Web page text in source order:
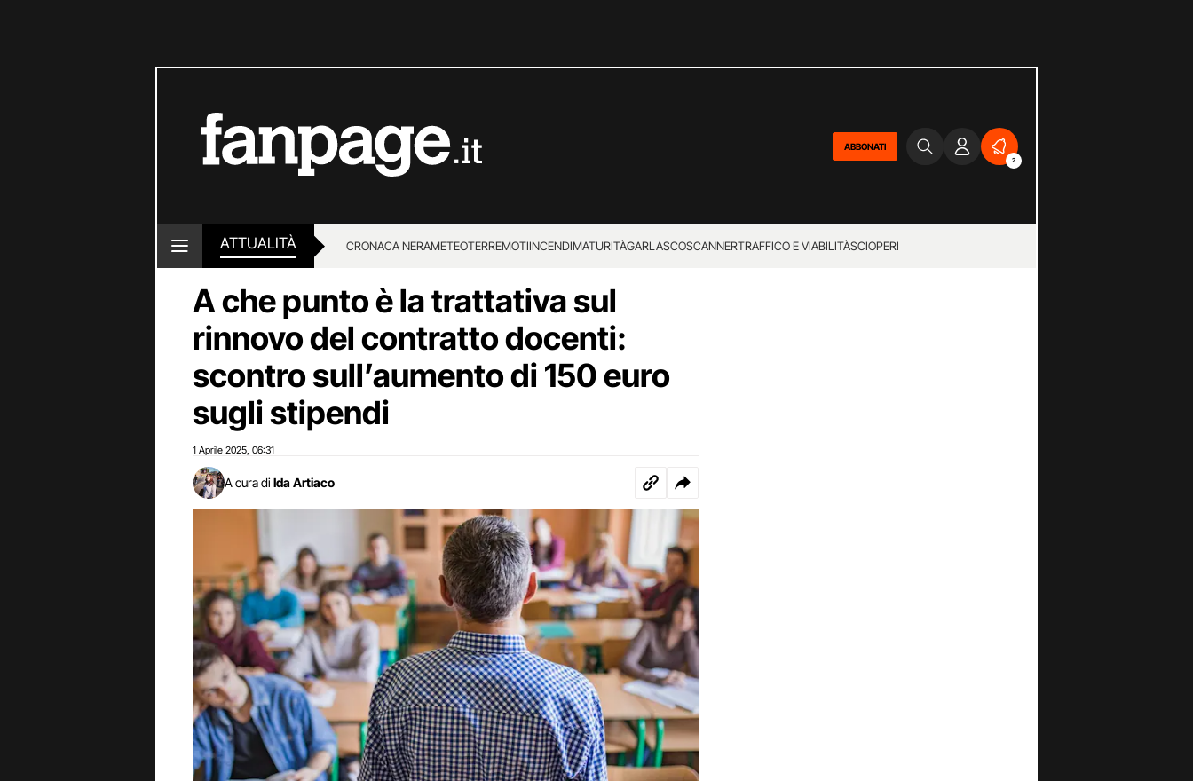
ABBONATI
2
ATTUALITÀ CRONACA NERAMETEOTERREMOTIINCENDIMATURITÀGARLASCOSCANNERTRAFFICO E VIABILITÀSCIOPERI
LOTTO E SUPERENALOTTO
A che punto è la trattativa sul
rinnovo del contratto docenti:
scontro sull’aumento di 150 euro
sugli stipendi
1 Aprile 2025 06:31
A cura di Ida Artiaco